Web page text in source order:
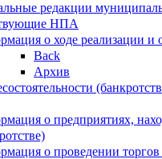
редакции
НПА
о ходе реализации
Back
Архив
о предприятиях,
о проведении